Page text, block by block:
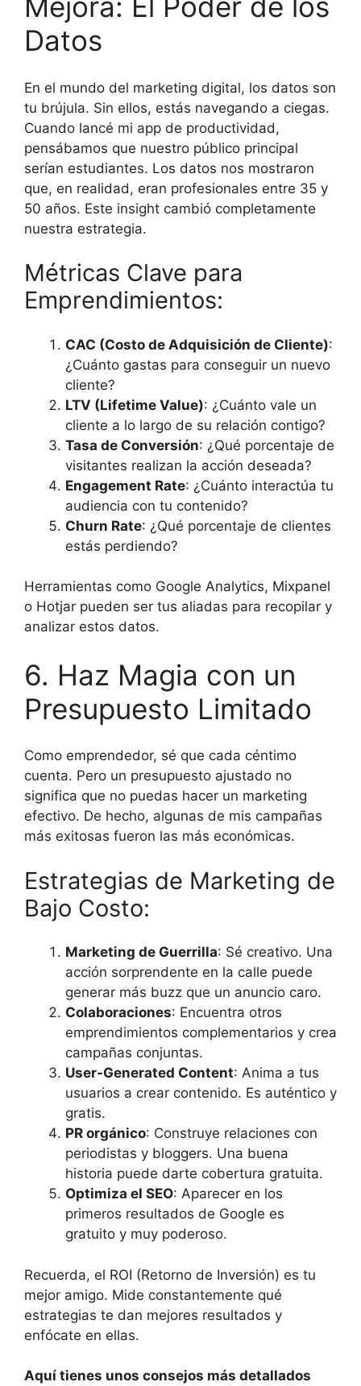
Datos
En el mundo del marketing digital, los datos son
tu brújula. Sin ellos, estás navegando a ciegas.
Cuando lancé mi app de productividad,
pensábamos que nuestro público principal
serían estudiantes. Los datos nos mostraron
que, en realidad, eran profesionales entre 35 y
50 años. Este insight cambió completamente
nuestra estrategia.
Métricas Clave para
Emprendimientos:
CAC (Costo de Adquisición de Cliente):
¿Cuánto gastas para conseguir un nuevo
cliente?
LTV (Lifetime Value): ¿Cuánto vale un
cliente a lo largo de su relación contigo?
Tasa de Conversión: ¿Qué porcentaje de
visitantes realizan la acción deseada?
Engagement Rate: ¿Cuánto interactúa tu
audiencia con tu contenido?
Churn Rate: ¿Qué porcentaje de clientes
estás perdiendo?
Herramientas como Google Analytics, Mixpanel
o Hotjar pueden ser tus aliadas para recopilar y
analizar estos datos.
6. Haz Magia con un
Presupuesto Limitado
Como emprendedor, sé que cada céntimo
cuenta. Pero un presupuesto ajustado no
significa que no puedas hacer un marketing
efectivo. De hecho, algunas de mis campañas
más exitosas fueron las más económicas.
Estrategias de Marketing de
Bajo Costo:
Marketing de Guerrilla: Sé creativo. Una
acción sorprendente en la calle puede
generar más buzz que un anuncio caro.
Colaboraciones: Encuentra otros
emprendimientos complementarios y crea
campañas conjuntas.
User-Generated Content: Anima a tus
usuarios a crear contenido. Es auténtico y
gratis.
PR orgánico: Construye relaciones con
periodistas y bloggers. Una buena
historia puede darte cobertura gratuita.
Optimiza el SEO: Aparecer en los
primeros resultados de Google es
gratuito y muy poderoso.
Recuerda, el ROI (Retorno de Inversión) es tu
mejor amigo. Mide constantemente qué
estrategias te dan mejores resultados y
enfócate en ellas.
Aquí tienes unos consejos más detallados